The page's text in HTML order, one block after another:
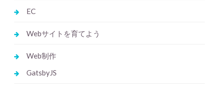
EC
Webサイトを育てよう
Web制作
GatsbyJS